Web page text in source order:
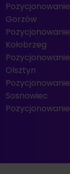
Pozycjonowanie
Gorzów
Pozycjonowanie
Kołobrzeg
Pozycjonowanie
Olsztyn
Pozycjonowanie
Sosnowiec
Pozycjonowanie